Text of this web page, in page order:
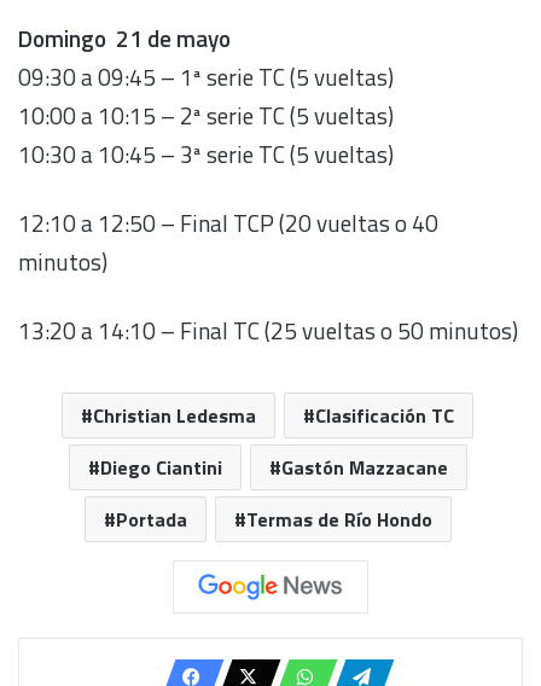
Domingo 21 de mayo
09:30 a 09:45 – 1ª serie TC (5 vueltas)
10:00 a 10:15 – 2ª serie TC (5 vueltas)
10:30 a 10:45 – 3ª serie TC (5 vueltas)
12:10 a 12:50 – Final TCP (20 vueltas o 40
minutos)
13:20 a 14:10 – Final TC (25 vueltas o 50 minutos)
Christian Ledesma
Clasificación TC
Diego Ciantini
Gastón Mazzacane
Portada
Termas de Río Hondo